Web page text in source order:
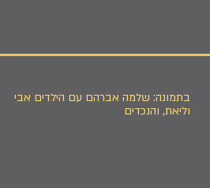
בתמונה: שלמה אברהם עם הילדים אבי
וליאת, והנכדים